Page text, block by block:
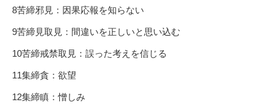
8苦締邪見：因果応報を知らない
9苦締見取見：間違いを正しいと思い込む
10苦締戒禁取見：誤った考えを信じる
11集締貪：欲望
12集締瞋：憎しみ